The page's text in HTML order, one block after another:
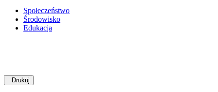
Społeczeństwo
Środowisko
Edukacja
Drukuj